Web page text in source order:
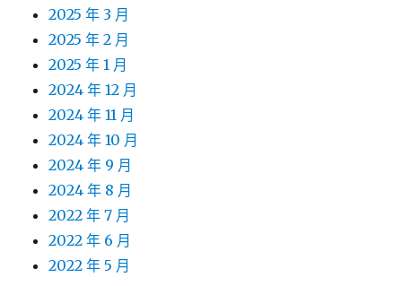
2025 年 3 月
2025 年 2 月
2025 年 1 月
2024 年 12 月
2024 年 11 月
2024 年 10 月
2024 年 9 月
2024 年 8 月
2022 年 7 月
2022 年 6 月
2022 年 5 月